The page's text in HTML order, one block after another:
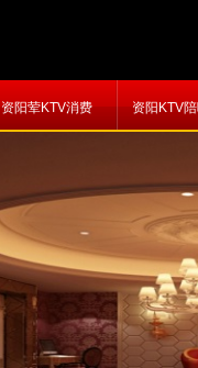
资阳荤KTV消费 资阳KTV